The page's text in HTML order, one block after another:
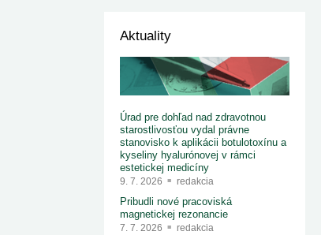
Aktuality
Úrad pre dohľad nad zdravotnou
starostlivosťou vydal právne
stanovisko k aplikácii botulotoxínu a
kyseliny hyalurónovej v rámci
estetickej medicíny
9. 7. 2026 redakcia
Pribudli nové pracoviská
magnetickej rezonancie
7. 7. 2026 redakcia